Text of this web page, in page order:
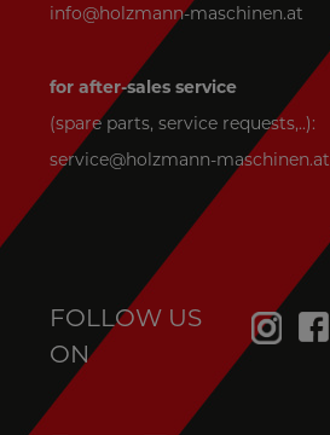
info@holzmann-maschinen.at
for after-sales service
(spare parts, service requests,..):
service@holzmann-maschinen.at
FOLLOW US
ON